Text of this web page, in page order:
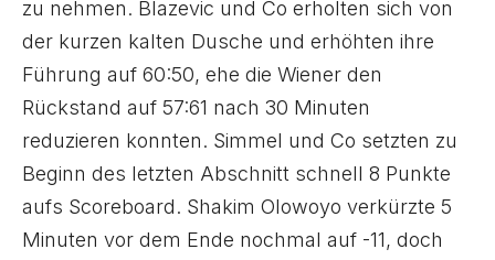
zu nehmen. Blazevic und Co erholten sich von
der kurzen kalten Dusche und erhöhten ihre
Führung auf 60:50, ehe die Wiener den
Rückstand auf 57:61 nach 30 Minuten
reduzieren konnten. Simmel und Co setzten zu
Beginn des letzten Abschnitt schnell 8 Punkte
aufs Scoreboard. Shakim Olowoyo verkürzte 5
Minuten vor dem Ende nochmal auf -11, doch